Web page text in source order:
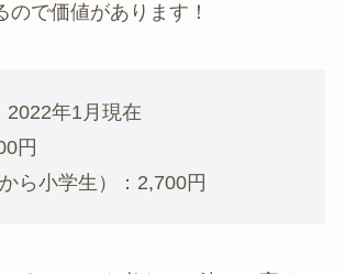
ので価値があります！
2022年1月現在
円
ら小学生）：2,700円